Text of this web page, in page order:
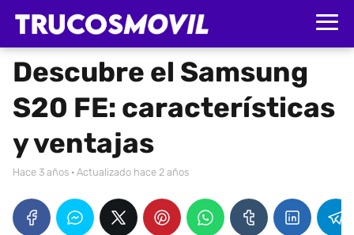
Descubre el Samsung
S20 FE: características
y ventajas
hace 3 años · Actualizado hace 2 años